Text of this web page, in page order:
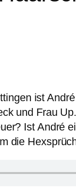
ist
und Frau
Ist André
die